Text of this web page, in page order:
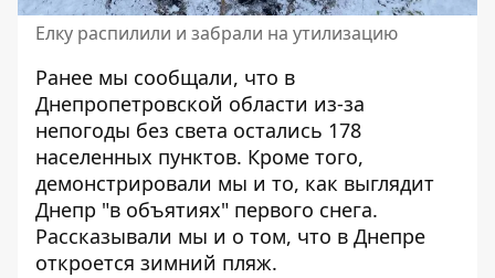
Елку распилили и забрали на утилизацию
Ранее мы сообщали, что в
Днепропетровской области из-за
непогоды без света остались 178
населенных пунктов. Кроме того,
демонстрировали мы и то, как выглядит
Днепр "в объятиях" первого снега.
Рассказывали мы и о том, что в Днепре
откроется зимний пляж.